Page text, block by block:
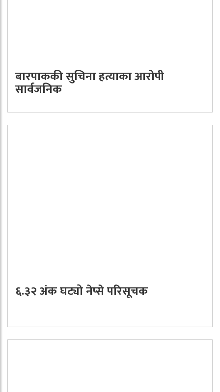
बारपाककी सुचिना हत्याका आरोपी
सार्वजनिक
६.३२ अंक घट्यो नेप्से परिसूचक